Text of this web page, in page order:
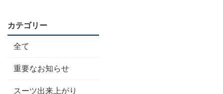
カテゴリー
全て
重要なお知らせ
スーツ出来上がり